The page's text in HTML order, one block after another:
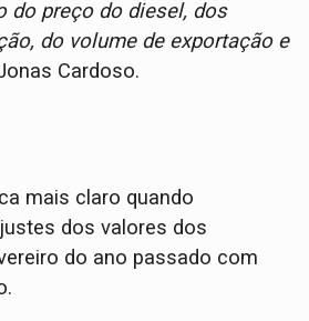
do preço do diesel, dos
do volume de exportação e
Cardoso.
mais claro quando
dos valores dos
do ano passado com